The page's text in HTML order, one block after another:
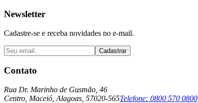
Newsletter
Cadastre-se e receba novidades no e-mail.
Cadastrar
Contato
Rua Dr. Marinho de Gusmão, 46
Centro, Maceió, Alagoas, 57020-565Telefone: 0800 570 0800